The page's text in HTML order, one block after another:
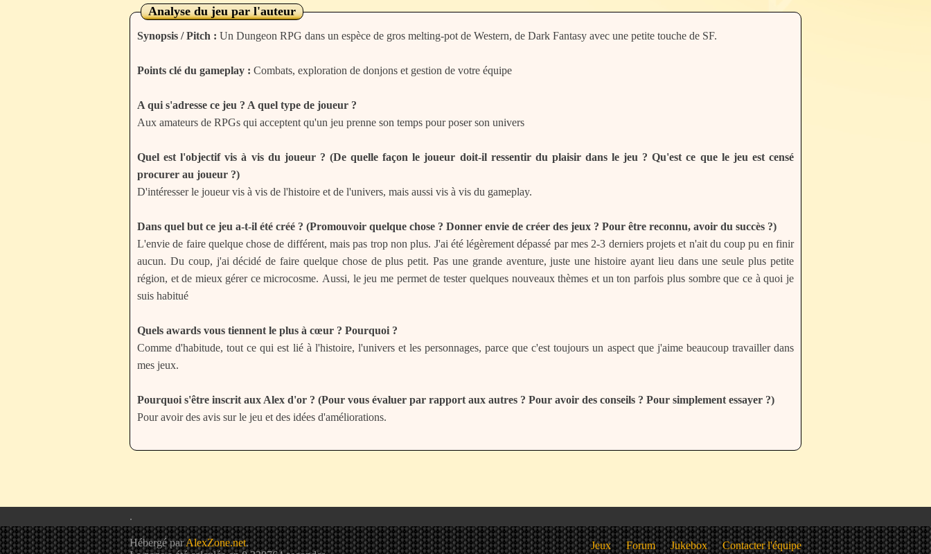
Analyse du jeu par l'auteur
Synopsis / Pitch : Un Dungeon RPG dans un espèce de gros melting-pot de Western, de Dark Fantasy avec une petite touche de SF.
Points clé du gameplay : Combats, exploration de donjons et gestion de votre équipe
A qui s'adresse ce jeu ? A quel type de joueur ?
Aux amateurs de RPGs qui acceptent qu'un jeu prenne son temps pour poser son univers
Quel est l'objectif vis à vis du joueur ? (De quelle façon le joueur doit-il ressentir du plaisir dans le jeu ? Qu'est ce que le jeu est censé
procurer au joueur ?)
D'intéresser le joueur vis à vis de l'histoire et de l'univers, mais aussi vis à vis du gameplay.
Dans quel but ce jeu a-t-il été créé ? (Promouvoir quelque chose ? Donner envie de créer des jeux ? Pour être reconnu, avoir du succès ?)
L'envie de faire quelque chose de différent, mais pas trop non plus. J'ai été légèrement dépassé par mes 2-3 derniers projets et n'ait du coup pu en finir
aucun. Du coup, j'ai décidé de faire quelque chose de plus petit. Pas une grande aventure, juste une histoire ayant lieu dans une seule plus petite
région, et de mieux gérer ce microcosme. Aussi, le jeu me permet de tester quelques nouveaux thèmes et un ton parfois plus sombre que ce à quoi je
suis habitué
Quels awards vous tiennent le plus à cœur ? Pourquoi ?
Comme d'habitude, tout ce qui est lié à l'histoire, l'univers et les personnages, parce que c'est toujours un aspect que j'aime beaucoup travailler dans
mes jeux.
Pourquoi s'être inscrit aux Alex d'or ? (Pour vous évaluer par rapport aux autres ? Pour avoir des conseils ? Pour simplement essayer ?)
Pour avoir des avis sur le jeu et des idées d'améliorations.
.
Hébergé parAlexZone.net.
Jeux Forum Jukebox Contacter l'équipe